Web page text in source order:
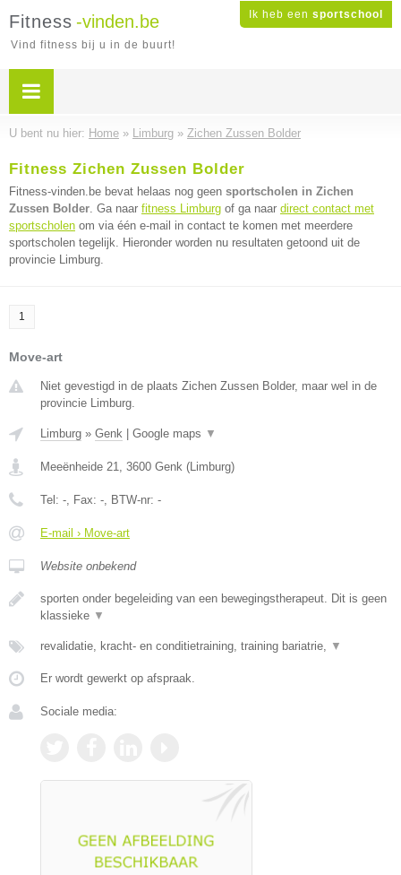
Ik heb een sportschool
Fitness -vinden.be
Vind fitness bij u in de buurt!
U bent nu hier: Home » Limburg » Zichen Zussen Bolder
Fitness Zichen Zussen Bolder
Fitness-vinden.be bevat helaas nog geen sportscholen in Zichen
Zussen Bolder. Ga naar fitness Limburg of ga naar direct contact met
sportscholen om via één e-mail in contact te komen met meerdere
sportscholen tegelijk. Hieronder worden nu resultaten getoond uit de
provincie Limburg.
1
Move-art
Niet gevestigd in de plaats Zichen Zussen Bolder, maar wel in de
provincie Limburg.
Limburg » Genk Google maps ▼
Meeënheide 21, 3600 Genk (Limburg)
Tel: -, Fax: -, BTW-nr: -
E-mail › Move-art
Website onbekend
sporten onder begeleiding van een bewegingstherapeut. Dit is geen
klassieke ▼
revalidatie, kracht- en conditietraining, training bariatrie, ▼
Er wordt gewerkt op afspraak.
Sociale media: